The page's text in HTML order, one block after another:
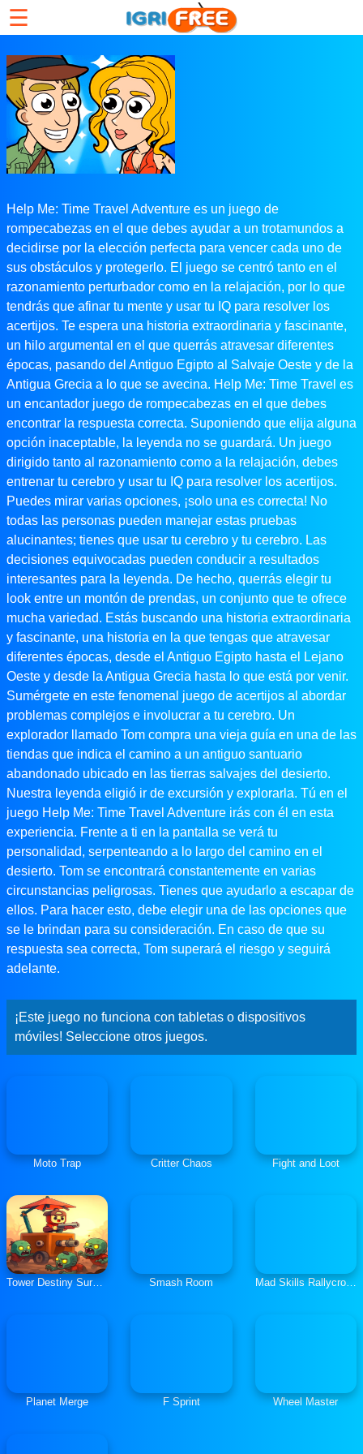
☰
Help Me: Time Travel Adventure es un juego de
rompecabezas en el que debes ayudar a un trotamundos a
decidirse por la elección perfecta para vencer cada uno de
sus obstáculos y protegerlo. El juego se centró tanto en el
razonamiento perturbador como en la relajación, por lo que
tendrás que afinar tu mente y usar tu IQ para resolver los
acertijos. Te espera una historia extraordinaria y fascinante,
un hilo argumental en el que querrás atravesar diferentes
épocas, pasando del Antiguo Egipto al Salvaje Oeste y de la
Antigua Grecia a lo que se avecina. Help Me: Time Travel es
un encantador juego de rompecabezas en el que debes
encontrar la respuesta correcta. Suponiendo que elija alguna
opción inaceptable, la leyenda no se guardará. Un juego
dirigido tanto al razonamiento como a la relajación, debes
entrenar tu cerebro y usar tu IQ para resolver los acertijos.
Puedes mirar varias opciones, ¡solo una es correcta! No
todas las personas pueden manejar estas pruebas
alucinantes; tienes que usar tu cerebro y tu cerebro. Las
decisiones equivocadas pueden conducir a resultados
interesantes para la leyenda. De hecho, querrás elegir tu
look entre un montón de prendas, un conjunto que te ofrece
mucha variedad. Estás buscando una historia extraordinaria
y fascinante, una historia en la que tengas que atravesar
diferentes épocas, desde el Antiguo Egipto hasta el Lejano
Oeste y desde la Antigua Grecia hasta lo que está por venir.
Sumérgete en este fenomenal juego de acertijos al abordar
problemas complejos e involucrar a tu cerebro. Un
explorador llamado Tom compra una vieja guía en una de las
tiendas que indica el camino a un antiguo santuario
abandonado ubicado en las tierras salvajes del desierto.
Nuestra leyenda eligió ir de excursión y explorarla. Tú en el
juego Help Me: Time Travel Adventure irás con él en esta
experiencia. Frente a ti en la pantalla se verá tu
personalidad, serpenteando a lo largo del camino en el
desierto. Tom se encontrará constantemente en varias
circunstancias peligrosas. Tienes que ayudarlo a escapar de
ellos. Para hacer esto, debe elegir una de las opciones que
se le brindan para su consideración. En caso de que su
respuesta sea correcta, Tom superará el riesgo y seguirá
adelante.
¡Este juego no funciona con tabletas o dispositivos
móviles! Seleccione otros juegos.
Moto Trap Critter Chaos Fight and Loot
Tower Destiny Survive Smash Room Mad Skills Rallycross
Planet Merge F Sprint Wheel Master